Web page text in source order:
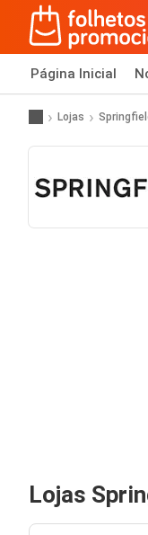
Página Inicial
Lojas
Lojas